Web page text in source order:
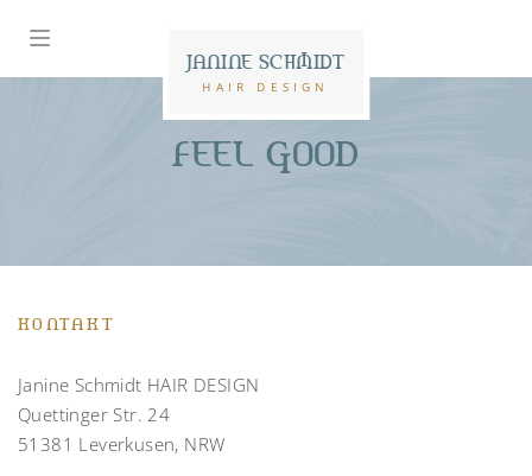
JANINE SCHMIDT
HAIR DESIGN
FEEL GOOD
KONTAKT
Janine Schmidt HAIR DESIGN
Quettinger Str. 24
51381 Leverkusen, NRW